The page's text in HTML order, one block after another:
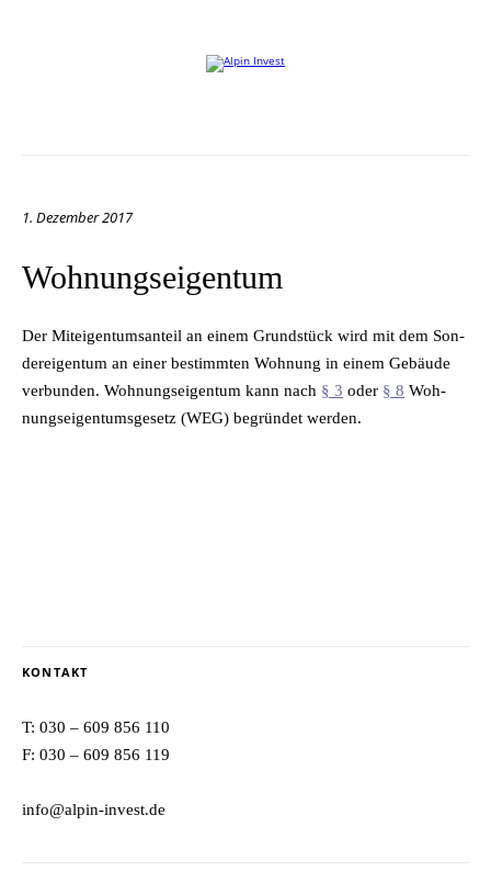
1. Dezember 2017
Wohnungseigentum
Der Mit­ei­gen­tums­an­teil an ei­nem Grund­stück wird mit dem Son­
der­ei­gen­tum an ei­ner be­stimm­ten Woh­nung in ei­nem Ge­bäu­de
ver­bun­den. Woh­nungs­ei­gen­tum kann nach § 3 oder § 8 Woh­
nungs­ei­gen­tums­ge­setz (WEG) be­grün­det werden.
KONTAKT
T: 030 – 609 856 110
F: 030 – 609 856 119
info@alpin-invest.de